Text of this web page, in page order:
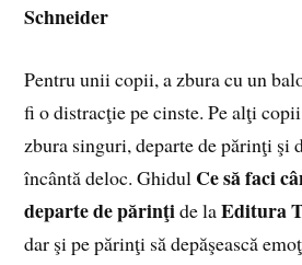
Schneider
Pentru unii copii, a zbura cu un
fi o distracţie pe cinste. Pe alţi
zbura singuri, departe de părinţi şi
încântă deloc. Ghidul Ce să faci
departe de părinţide laEditura
dar şi pe părinţi să depăşească